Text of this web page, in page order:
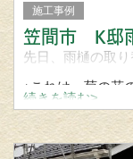
施工事例
笠間市 K邸
先日、雨樋の取
↑これは、菊の花
す。
塩ビ製などの軒
うな部材が取付
続きを読む>